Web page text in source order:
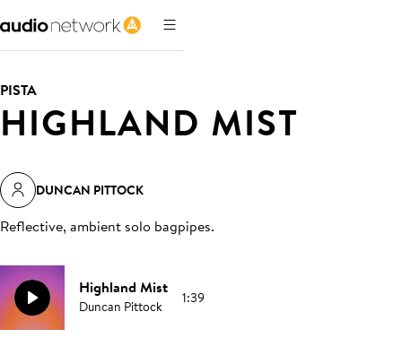
PISTA
HIGHLAND MIST
DUNCAN PITTOCK
Reflective, ambient solo bagpipes.
Highland Mist
Duncan Pittock 1:39